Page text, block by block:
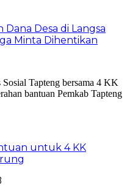
Desa di Langsa
Minta Dihentikan
untuk 4 KK